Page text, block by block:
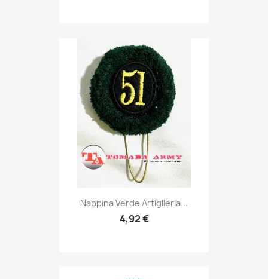
Anteprima
Nappina Verde Artiglieria...
4,92 €